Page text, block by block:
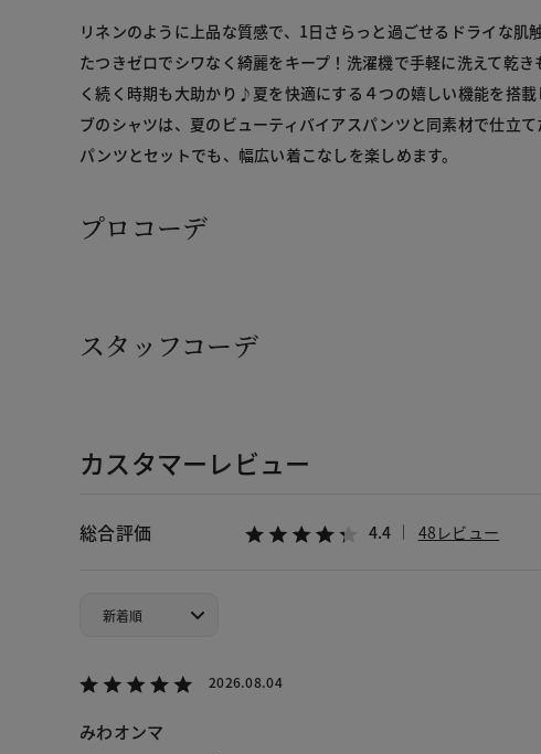
リネンのように上品な質感で、1日さらっと過ごせるドライな肌
たつきゼロでシワなく綺麗をキープ！洗濯機で手軽に洗えて乾
く続く時期も大助かり♪夏を快適にする４つの嬉しい機能を搭
ブのシャツは、夏のビューティバイアスパンツと同素材で仕立て
パンツとセットでも、幅広い着こなしを楽しめます。
プロコーデ
スタッフコーデ
カスタマーレビュー
総合評価 4.4 48レビュー
2026.08.04
みわオンマ